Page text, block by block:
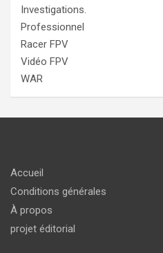
Investigations.
Professionnel
Racer FPV
Vidéo FPV
WAR
Accueil
Conditions générales
À propos
projet éditorial